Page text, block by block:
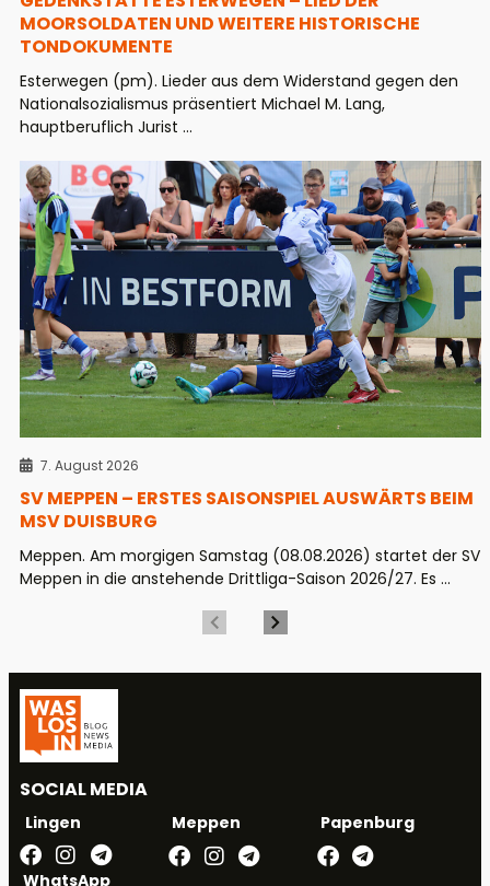
MOORSOLDATEN UND WEITERE HISTORISCHE
TONDOKUMENTE
Esterwegen (pm). Lieder aus dem Widerstand gegen den
Nationalsozialismus präsentiert Michael M. Lang,
hauptberuflich Jurist ...
7. August 2026
SV MEPPEN – ERSTES SAISONSPIEL AUSWÄRTS BEIM
MSV DUISBURG
Meppen. Am morgigen Samstag (08.08.2026) startet der SV
Meppen in die anstehende Drittliga-Saison 2026/27. Es ...
SOCIAL MEDIA
Lingen Meppen Papenburg
WhatsApp